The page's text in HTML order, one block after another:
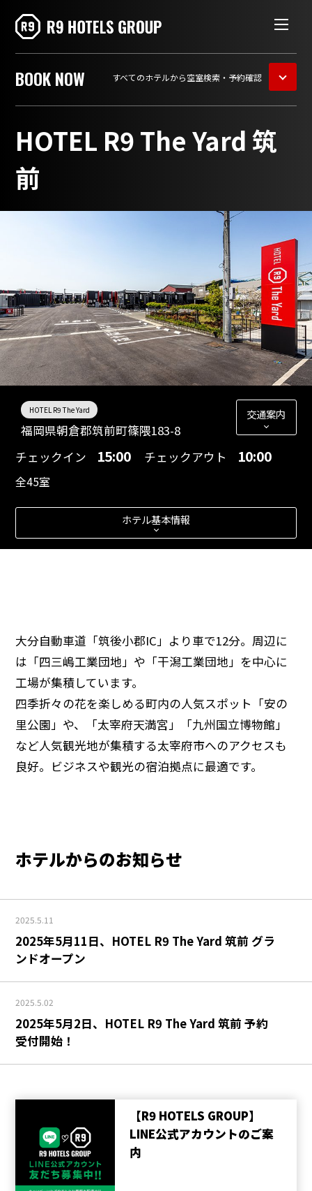
BOOK NOW すべてのホテルから空室検索・予約確認
HOTEL R9 The Yard 筑
前
HOTEL R9 The Yard
福岡県朝倉郡筑前町篠隈183-8
交通案内
チェックイン 15:00 チェックアウト 10:00
全45室
ホテル基本情報
大分自動車道「筑後小郡IC」より車で12分。周辺に
は「四三嶋工業団地」や「干潟工業団地」を中心に
工場が集積しています。
四季折々の花を楽しめる町内の人気スポット「安の
里公園」や、「太宰府天満宮」「九州国立博物館」
など人気観光地が集積する太宰府市へのアクセスも
良好。ビジネスや観光の宿泊拠点に最適です。
ホテルからのお知らせ
2025.5.11
2025年5月11日、HOTEL R9 The Yard 筑前 グラ
ンドオープン
2025.5.02
2025年5月2日、HOTEL R9 The Yard 筑前 予約
受付開始！
【R9 HOTELS GROUP】
LINE公式アカウントのご案
内